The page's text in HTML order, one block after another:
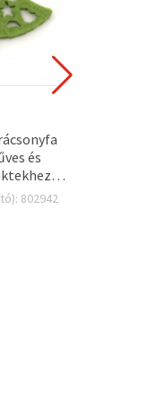
és
db
802942